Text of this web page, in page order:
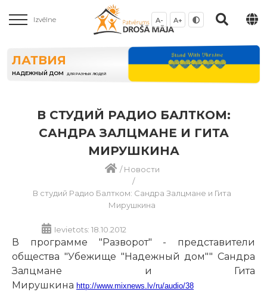
Izvēlne A- A+
ЛАТВИЯ
НАДЕЖНЫЙ ДОМ ДЛЯ РАЗНЫХ ЛЮДЕЙ
В СТУДИЙ РАДИО БАЛТКОМ:
САНДРА ЗАЛЦМАНЕ И ГИТА
МИРУШКИНА
/Новости
/
В студий Радио Балтком: Сандра Залцмане и Гита
Мирушкина
Ievietots: 18.10.2012
В программе "Разворот" - представители
общества "Убежище "Надежный дом"" Сандра
Залцмане и Гита
Мирушкина http://www.mixnews.lv/ru/audio/38